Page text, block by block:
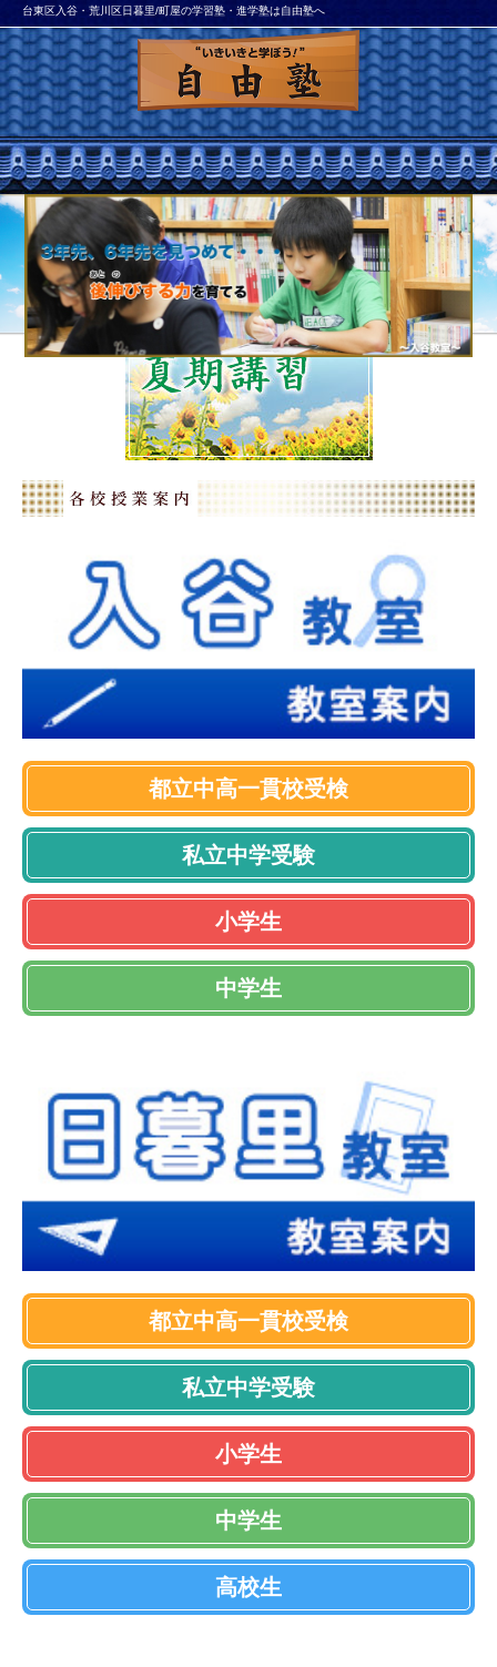
台東区入谷・荒川区日暮里/町屋の学習塾・進学塾は自由塾へ
都立中高一貫校受検
私立中学受験
小学生
中学生
都立中高一貫校受検
私立中学受験
小学生
中学生
高校生